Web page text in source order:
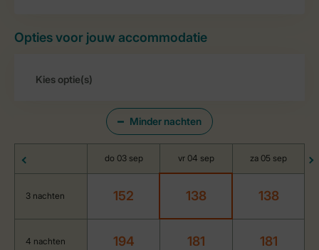
Opties voor jouw accommodatie
Minder nachten
do 03 sep vr 04 sep za 05 sep
3 nachten 152 138 138
4 nachten 194 181 181